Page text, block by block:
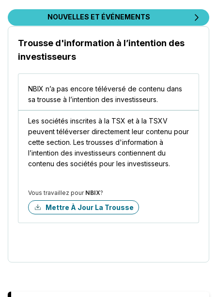
NOUVELLES ET ÉVÉNEMENTS
Trousse d'information à l’intention des
investisseurs
NBIX n’a pas encore téléversé de contenu dans
sa trousse à l’intention des investisseurs.
Les sociétés inscrites à la TSX et à la TSXV
peuvent téléverser directement leur contenu pour
cette section. Les trousses d'information à
l’intention des investisseurs contiennent du
contenu des sociétés pour les investisseurs.
Vous travaillez pour NBIX?
Mettre À Jour La Trousse